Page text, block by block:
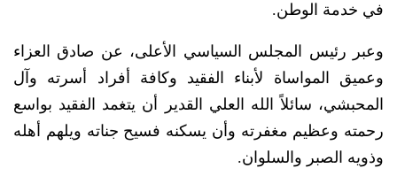
في خدمة الوطن.
وعبر رئيس المجلس السياسي الأعلى، عن صادق العزاء
وعميق المواساة لأبناء الفقيد وكافة أفراد أسرته وآل
المحبشي، سائلاً الله العلي القدير أن يتغمد الفقيد بواسع
رحمته وعظيم مغفرته وأن يسكنه فسيح جناته ويلهم أهله
وذويه الصبر والسلوان.